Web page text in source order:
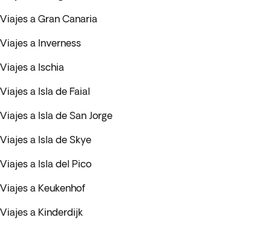
Viajes a Gran Canaria
Viajes a Inverness
Viajes a Ischia
Viajes a Isla de Faial
Viajes a Isla de San Jorge
Viajes a Isla de Skye
Viajes a Isla del Pico
Viajes a Keukenhof
Viajes a Kinderdijk